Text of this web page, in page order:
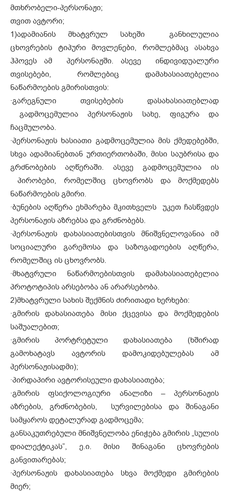
მთხრობელი-პერსონაჟი;
თვით ავტორი;
1)ადამიანის მხატვრულ სახეში განხილულია
ცხოვრების ტიპური მოვლენები, რომლებმაც ასახვა
ჰპოვეს ამ პერსონაჟში. ასევე ინდივიდუალური
თვისებები, რომლებიც დამახასიათებელია
ნაწარმოების გმირისთვის:
·გარეგნული თვისებების დასახასიათებლად
გადმოცემულია პერსონაჟის სახე, ფიგურა და
ჩაცმულობა.
·პერსონაჟის ხასიათი გადმოცემულია მის ქმედებებში,
სხვა ადამიანებთან ურთიერთობაში, მისი საუბრისა და
გრძნობების აღწერაში. ასევე გადმოცემულია ის
პირობები, რომელშიც ცხოვრობს და მოქმედებს
ნაწარმოების გმირი.
·ბუნების აღწერა ეხმარება მკითხველს უკეთ ჩასწვდეს
პერსონაჟის აზრებსა და გრძნობებს.
·პერსონაჟის დახასიათებისთვის მნიშვნელოვანია იმ
სოციალური გარემოსა და საზოგადოების აღწერა,
რომელშიც ის ცხოვრობს.
·მხატვრული ნაწარმოებისთვის დამახასიათებელია
პროტოტიპის არსებობა ან არარსებობა.
2)მხატვრული სახის შექმნის ძირითადი ხერხები:
·გმირის დახასიათება მისი ქცევისა და მოქმედების
საშუალებით;
·გმირის პორტრეტული დახასიათება (ხშირად
გამოხატავს ავტორის დამოკიდებულებას ამ
პერსონაჟისადმი);
·პირდაპირი ავტორისეული დახასიათება;
·გმირის ფსიქოლოგიური ანალიზი – პერსონაჟის
აზრების, გრძნობების, სურვილებისა და შინაგანი
სამყაროს დეტალურად გადმოცემა;
განსაკუთრებული მნიშვნელობა ენიჭება გმირის „სულის
დიალექტიკას”, ე.ი. მისი შინაგანი ცხოვრების
განვითარებას;
·პერსონაჟის დახასიათება სხვა მოქმედი გმირების
მიერ;